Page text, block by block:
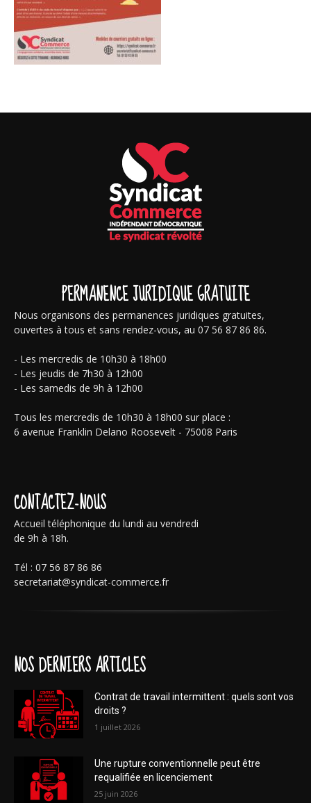
PERMANENCE JURIDIQUE GRATUITE
Nous organisons des permanences juridiques gratuites,
ouvertes à tous et sans rendez-vous, au 07 56 87 86 86.
- Les mercredis de 10h30 à 18h00
- Les jeudis de 7h30 à 12h00
- Les samedis de 9h à 12h00
Tous les mercredis de 10h30 à 18h00 sur place :
6 avenue Franklin Delano Roosevelt - 75008 Paris
CONTACTEZ-NOUS
Accueil téléphonique du lundi au vendredi
de 9h à 18h.
Tél : 07 56 87 86 86
secretariat@syndicat-commerce.fr
NOS DERNIERS ARTICLES
Contrat de travail intermittent : quels sont vos
droits ?
1 juillet 2026
Une rupture conventionnelle peut être
requalifiée en licenciement
25 juin 2026